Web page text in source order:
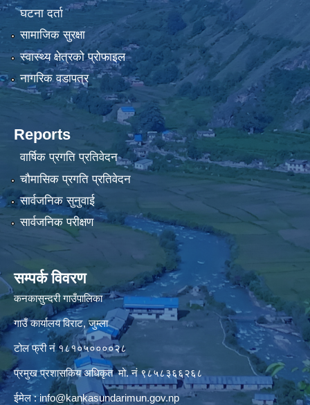
घटना दर्ता
सामाजिक सुरक्षा
स्वास्थ्य क्षेत्रको प्रोफाइल
नागरिक वडापत्र
Reports
वार्षिक प्रगति प्रतिवेदन
चौमासिक प्रगति प्रतिवेदन
सार्वजनिक सुनुवाई
सार्वजनिक परीक्षण
सम्पर्क विवरण
कनकासुन्दरी गाउँपालिका
गाउँ कार्यालय विराट, जुम्ला
टोल फ्री नं १८१०५००००२८
प्रमुख प्रशासकिय अधिकृत मो. नं ९८५८३६६२६८
ईमेल :info@kankasundarimun.gov.np